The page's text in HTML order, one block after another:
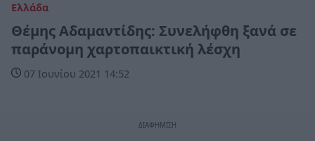
Ελλάδα
Θέμης Αδαμαντίδης: Συνελήφθη ξανά σε
παράνομη χαρτοπαικτική λέσχη
07 Ιουνίου 2021 14:52